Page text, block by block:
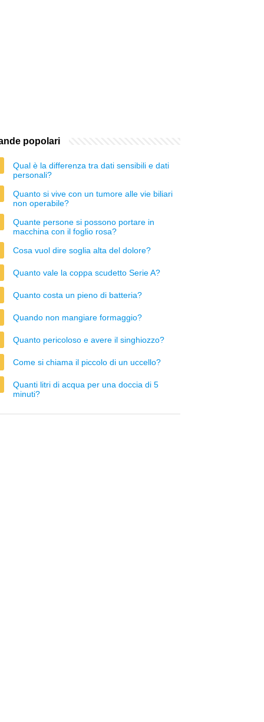
popolari
Qual è la differenza tra dati sensibili e dati
personali?
Quanto si vive con un tumore alle vie biliari
non operabile?
Quante persone si possono portare in
macchina con il foglio rosa?
Cosa vuol dire soglia alta del dolore?
Quanto vale la coppa scudetto Serie A?
Quanto costa un pieno di batteria?
Quando non mangiare formaggio?
Quanto pericoloso e avere il singhiozzo?
Come si chiama il piccolo di un uccello?
Quanti litri di acqua per una doccia di 5
minuti?